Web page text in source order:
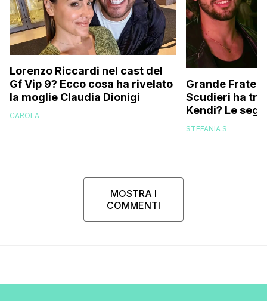
Lorenzo Riccardi nel cast del
Gf Vip 9? Ecco cosa ha rivelato
la moglie Claudia Dionigi
CAROLA
Grande
Scudieri ha
Kendi? Le
replica dell’ex
STEFANIA S
MOSTRA I
COMMENTI